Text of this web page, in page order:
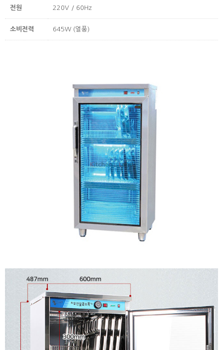
전원 220V / 60Hz
소비전력 645W (열풍)